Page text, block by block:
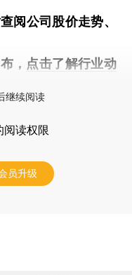
阅公司股价走势、
， 点击了解行业动
继续阅读
阅读权限
员升级